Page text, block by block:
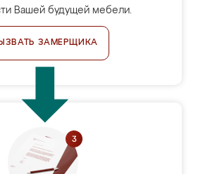
Вашей будущей мебели.
ЗАМЕРЩИКА